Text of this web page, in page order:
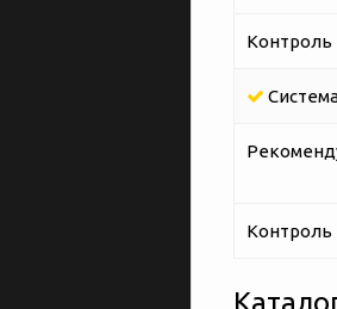
Контроль
Контроль